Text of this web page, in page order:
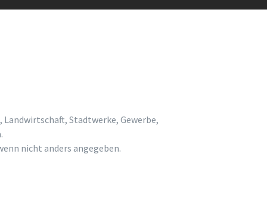
Stadtwerke, Gewerbe,
nicht anders angegeben.